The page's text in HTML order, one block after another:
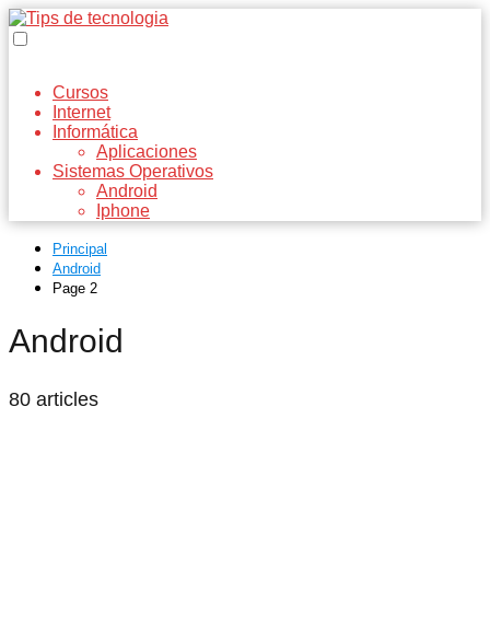
Cursos
Internet
Informática
Aplicaciones
Sistemas Operativos
Android
Iphone
Principal
Android
Page 2
Android
80 articles